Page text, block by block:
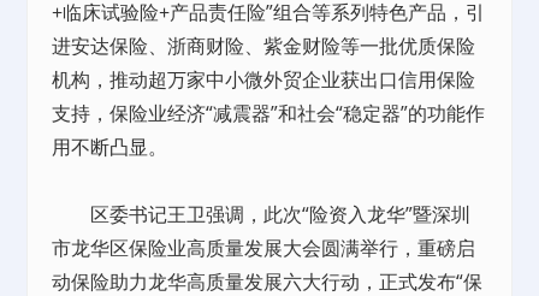
+临床试验险+产品责任险”组合等系列特色产品，引
进安达保险、浙商财险、紫金财险等一批优质保险
机构，推动超万家中小微外贸企业获出口信用保险
支持，保险业经济“减震器”和社会“稳定器”的功能作
用不断凸显。
区委书记王卫强调，此次“险资入龙华”暨深圳
市龙华区保险业高质量发展大会圆满举行，重磅启
动保险助力龙华高质量发展六大行动，正式发布“保